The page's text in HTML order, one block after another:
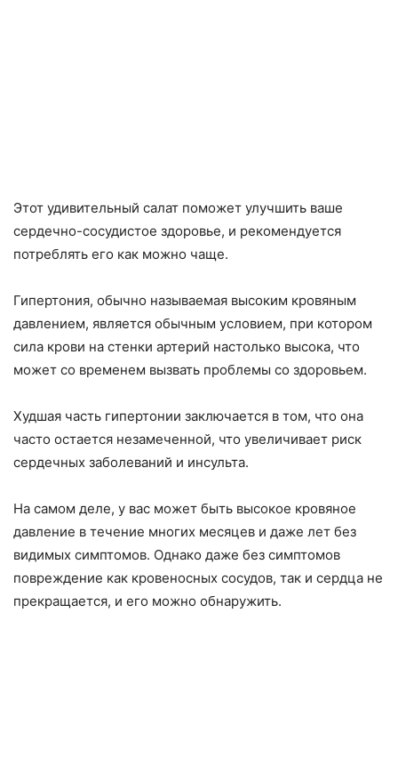
Этот удивительный салат поможет улучшить ваше
сердечно-сосудистое здоровье, и рекомендуется
потреблять его как можно чаще.
Гипертония, обычно называемая высоким кровяным
давлением, является обычным условием, при котором
сила крови на стенки артерий настолько высока, что
может со временем вызвать проблемы со здоровьем.
Худшая часть гипертонии заключается в том, что она
часто остается незамеченной, что увеличивает риск
сердечных заболеваний и инсульта.
На самом деле, у вас может быть высокое кровяное
давление в течение многих месяцев и даже лет без
видимых симптомов. Однако даже без симптомов
повреждение как кровеносных сосудов, так и сердца не
прекращается, и его можно обнаружить.